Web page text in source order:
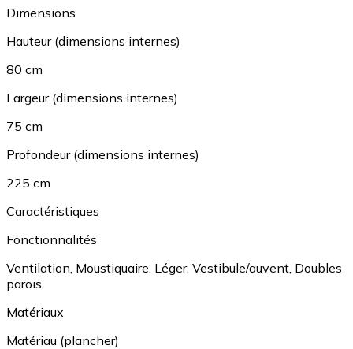
Dimensions
Hauteur (dimensions internes)
80 cm
Largeur (dimensions internes)
75 cm
Profondeur (dimensions internes)
225 cm
Caractéristiques
Fonctionnalités
Ventilation Moustiquaire Léger, Vestibule/auvent Doubles
parois
Matériaux
Matériau (plancher)